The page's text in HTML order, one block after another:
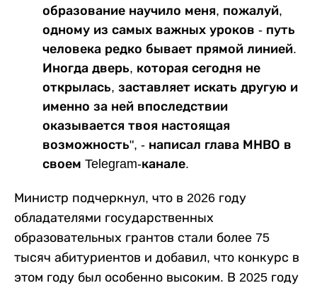
образование научило меня, пожалуй,
одному из самых важных уроков - путь
человека редко бывает прямой линией.
Иногда дверь, которая сегодня не
открылась, заставляет искать другую и
именно за ней впоследствии
оказывается твоя настоящая
возможность", - написал глава МНВО в
своем Telegram-канале.
Министр подчеркнул, что в 2026 году
обладателями государственных
образовательных грантов стали более 75
тысяч абитуриентов и добавил, что конкурс в
этом году был особенно высоким. В 2025 году